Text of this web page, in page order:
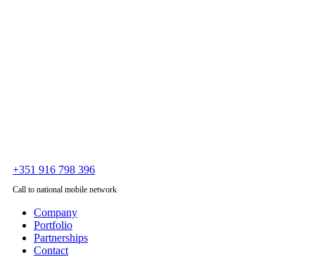
+351 916 798 396
Call to national mobile network
Company
Portfolio
Partnerships
Contact